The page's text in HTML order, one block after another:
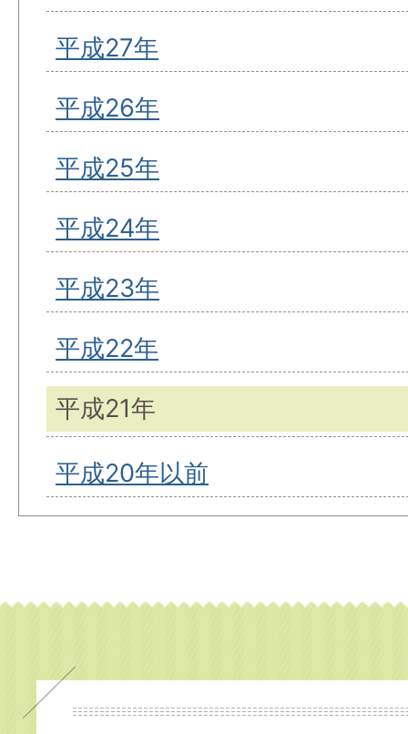
平成27年
平成26年
平成25年
平成24年
平成23年
平成22年
平成21年
平成20年以前